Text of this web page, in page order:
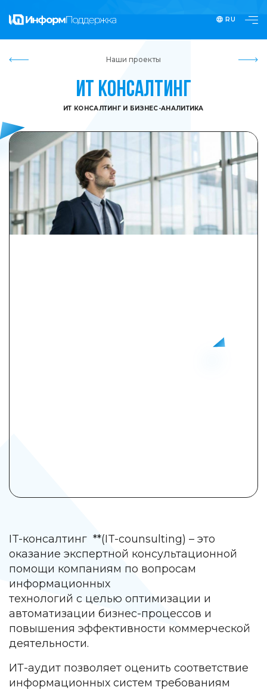
RU
Наши проекты
ИТ консалтинг
ИТ КОНСАЛТИНГ И БИЗНЕС-АНАЛИТИКА
IT-консалтинг **(IT-counsulting) – это
оказание экспертной консультационной
помощи компаниям по вопросам
информационных
технологий с целью оптимизации и
автоматизации бизнес-процессов и
повышения эффективности коммерческой
деятельности.
ИТ-аудит позволяет оценить соответствие
информационных систем требованиям